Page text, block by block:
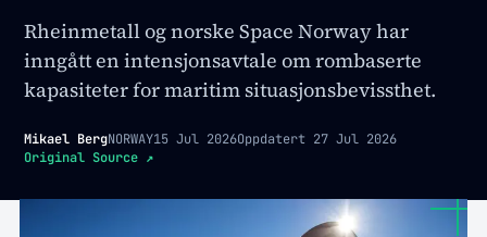
Rheinmetall og norske Space Norway har
inngått en intensjonsavtale om rombaserte
kapasiteter for maritim situasjonsbevissthet.
Mikael BergNORWAY15 Jul 2026Oppdatert 27 Jul 2026
Original Source ↗